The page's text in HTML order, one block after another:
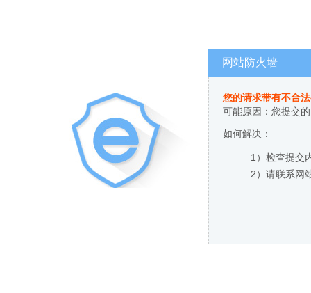
网站防火墙
您的请求带有不合
可能原因：您提交
如何解决：
1）检查提交
2）请联系网